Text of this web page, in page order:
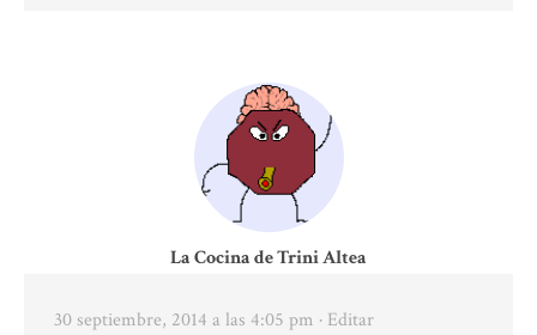
La Cocina de Trini Altea
30 septiembre, 2014 a las 4:05 pm · Editar